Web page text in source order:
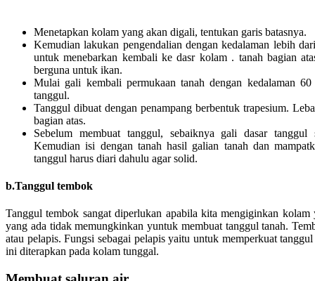
Menetapkan kolam yang akan digali, tentukan garis batasnya.
Kemudian lakukan pengendalian dengan kedalaman lebih
untuk menebarkan kembali ke dasr kolam . tanah bagian
berguna untuk ikan.
Mulai gali kembali permukaan tanah dengan kedalaman
tanggul.
Tanggul dibuat dengan penampang berbentuk trapesium.
bagian atas.
Sebelum membuat tanggul, sebaiknya gali dasar tanggul
Kemudian isi dengan tanah hasil galian tanah dan
tanggul harus diari dahulu agar solid.
b.Tanggul tembok
Tanggul tembok sangat diperlukan apabila kita mengiginkan
yang ada tidak memungkinkan yuntuk membuat tanggul tanah.
atau pelapis. Fungsi sebagai pelapis yaitu untuk memperkuat
ini diterapkan pada kolam tunggal.